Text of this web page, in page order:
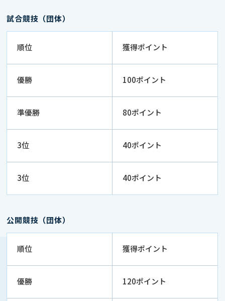
試合競技（団体）
順位 獲得ポイント
優勝 100ポイント
準優勝 80ポイント
3位 40ポイント
3位 40ポイント
公開競技（団体）
順位 獲得ポイント
優勝 120ポイント